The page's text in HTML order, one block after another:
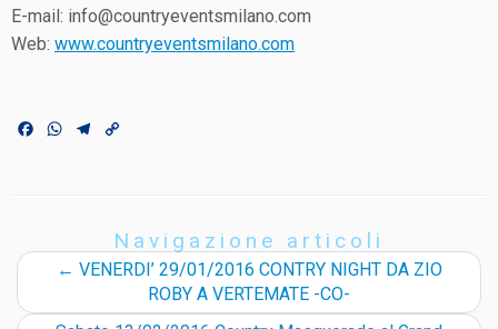
E-mail: info@countryeventsmilano.com
Web: www.countryeventsmilano.com
o
W
p
p
a
m
n
k
Navigazione articoli
← VENERDI’ 29/01/2016 CONTRY NIGHT DA ZIO
ROBY A VERTEMATE -CO-